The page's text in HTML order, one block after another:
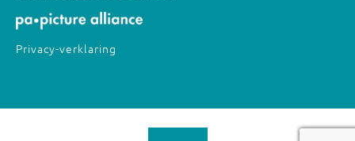
Privacy-verklaring